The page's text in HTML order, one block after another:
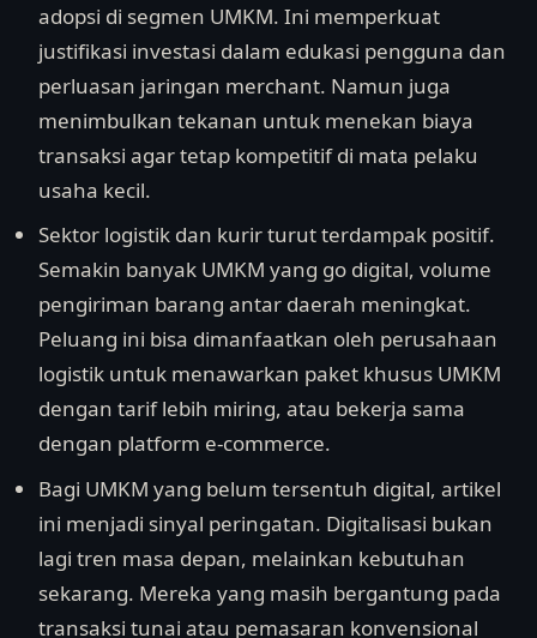
adopsi di segmen UMKM. Ini memperkuat
justifikasi investasi dalam edukasi pengguna dan
perluasan jaringan merchant. Namun juga
menimbulkan tekanan untuk menekan biaya
transaksi agar tetap kompetitif di mata pelaku
usaha kecil.
Sektor logistik dan kurir turut terdampak positif.
Semakin banyak UMKM yang go digital, volume
pengiriman barang antar daerah meningkat.
Peluang ini bisa dimanfaatkan oleh perusahaan
logistik untuk menawarkan paket khusus UMKM
dengan tarif lebih miring, atau bekerja sama
dengan platform e-commerce.
Bagi UMKM yang belum tersentuh digital, artikel
ini menjadi sinyal peringatan. Digitalisasi bukan
lagi tren masa depan, melainkan kebutuhan
sekarang. Mereka yang masih bergantung pada
transaksi tunai atau pemasaran konvensional